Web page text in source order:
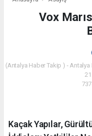
Vox
(Antalya Haber Takip ) -
Kaçak Yapılar,